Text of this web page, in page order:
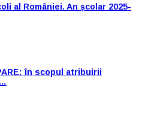
al României. An școlar 2025-
în scopul atribuirii